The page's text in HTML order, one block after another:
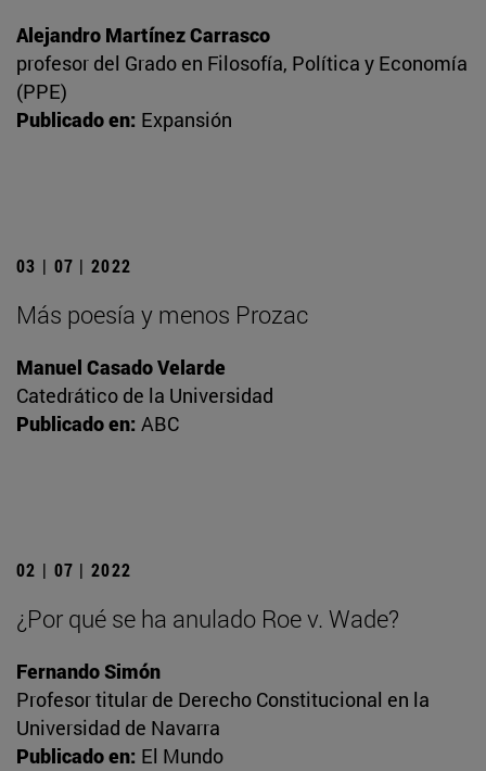
Alejandro Martínez Carrasco
profesor del Grado en Filosofía, Política y Economía
(PPE)
Publicado en: Expansión
03 | 07 | 2022
Más poesía y menos Prozac
Manuel Casado Velarde
Catedrático de la Universidad
Publicado en: ABC
02 | 07 | 2022
¿Por qué se ha anulado Roe v. Wade?
Fernando Simón
Profesor titular de Derecho Constitucional en la
Universidad de Navarra
Publicado en: El Mundo